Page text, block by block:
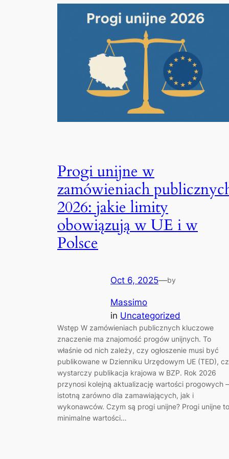
Progi unijne w
zamówieniach
2026: jakie limity
obowiązują w UE i w
Polsce
Oct 6, 2025—by
Massimo
in Uncategorized
Wstęp W zamówieniach publicznych kluczowe
znaczenie ma znajomość progów unijnych. To
właśnie od nich zależy, czy ogłoszenie musi być
publikowane w Dzienniku Urzędowym UE (TED),
wystarczy publikacja krajowa w BZP. Rok 2026
przynosi kolejną aktualizację wartości progowych –
istotną zarówno dla zamawiających, jak i
wykonawców. Czym są progi unijne? Progi unijne to
minimalne wartości…